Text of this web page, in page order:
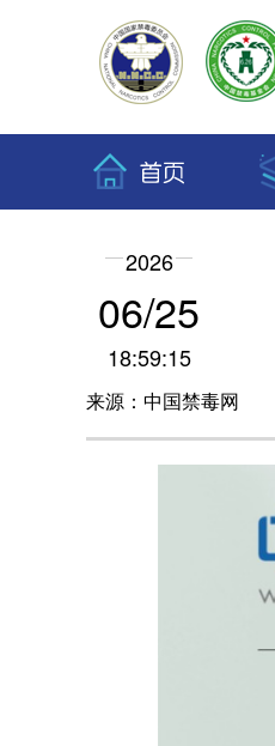
2026
06/25
18:59:15
来源：中国禁毒网